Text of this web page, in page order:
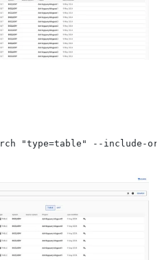
"type=table" --include-